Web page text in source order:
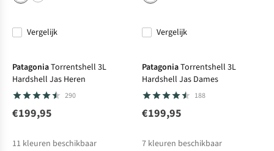
Vergelijk Vergelijk
PatagoniaTorrentshell 3L
Hardshell Jas Heren
290
€199,95
11 kleuren beschikbaar
PatagoniaTorrentshell 3L
Hardshell Jas Dames
188
€199,95
7 kleuren beschikbaar